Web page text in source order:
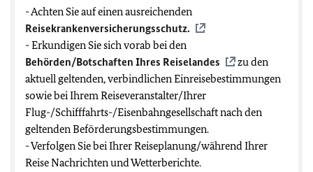
- Achten Sie auf einen ausreichenden
Reisekrankenversicherungsschutz.
- Erkundigen Sie sich vorab bei den
Behörden/Botschaften Ihres Reiselandes
zu den
aktuell geltenden, verbindlichen Einreisebestimmungen
sowie bei Ihrem Reiseveranstalter/Ihrer
Flug-/Schifffahrts-/Eisenbahngesellschaft nach den
geltenden Beförderungsbestimmungen.
- Verfolgen Sie bei Ihrer Reiseplanung/während Ihrer
Reise Nachrichten und Wetterberichte.